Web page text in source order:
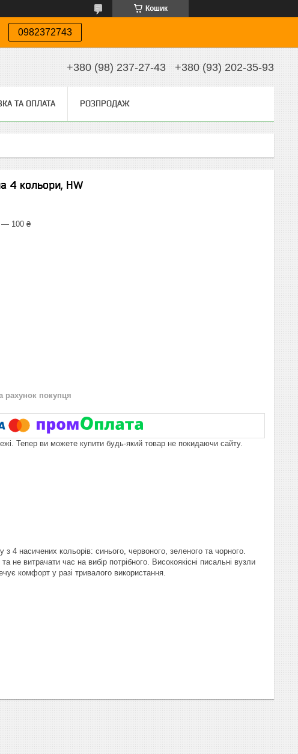
Кошик
0982372743
+380 (98) 237-27-43 +380 (93) 202-35-93
ТА ОПЛАТА РОЗПРОДАЖ
4 кольори, HW
— 100 ₴
рахунок покупця
Тепер ви можете купити будь-який товар не покидаючи сайту.
4 насичених кольорів: синього, червоного, зеленого та чорного.
витрачати час на вибір потрібного. Високоякісні писальні вузли
комфорт у разі тривалого використання.